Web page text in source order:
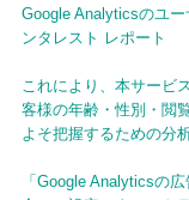
Google Analyticsのユ
ンタレスト レポート
これにより、本サービ
客様の年齢・性別・閲
よそ把握するための分
「Google Analyticsの